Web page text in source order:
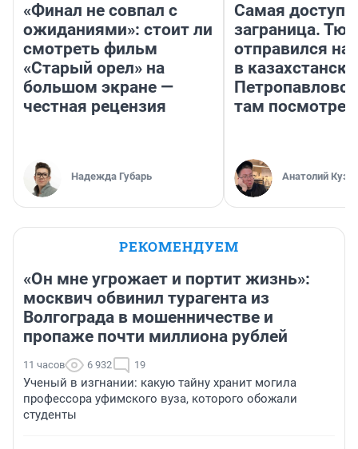
«Финал не совпал с
ожиданиями»: стоит ли
смотреть фильм
«Старый орел» на
большом экране —
честная рецензия
Надежда Губарь
Самая
заграница.
отправился
в
там
Анатолий
РЕКОМЕНДУЕМ
«Он мне угрожает и портит жизнь»:
москвич обвинил турагента из
Волгограда в мошенничестве и
пропаже почти миллиона рублей
11 часов 6 932 19
Ученый в изгнании: какую тайну хранит могила
профессора уфимского вуза, которого обожали
студенты